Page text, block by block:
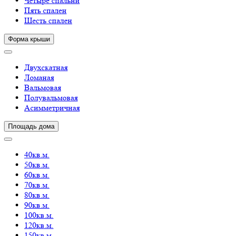
Пять спален
Шесть спален
Форма крыши
Двухскатная
Ломаная
Вальмовая
Полувальмовая
Асимметричная
Площадь дома
40кв.м.
50кв.м.
60кв.м.
70кв.м.
80кв.м.
90кв.м.
100кв.м.
120кв.м.